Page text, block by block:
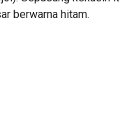
berwarna hitam.